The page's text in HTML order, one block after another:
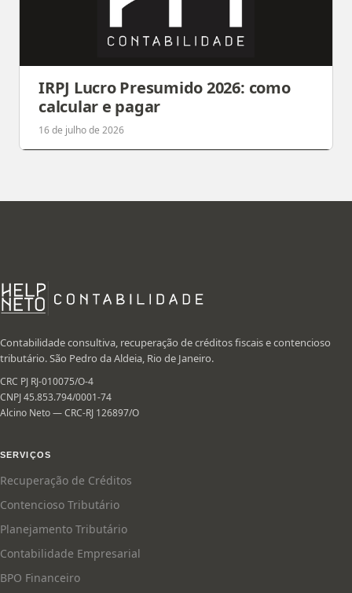
IRPJ Lucro Presumido 2026: como
calcular e pagar
16 de julho de 2026
Contabilidade consultiva, recuperação de créditos fiscais e contencioso
tributário. São Pedro da Aldeia, Rio de Janeiro.
CRC PJ RJ-010075/O-4
CNPJ 45.853.794/0001-74
Alcino Neto — CRC-RJ 126897/O
SERVIÇOS
Recuperação de Créditos
Contencioso Tributário
Planejamento Tributário
Contabilidade Empresarial
BPO Financeiro